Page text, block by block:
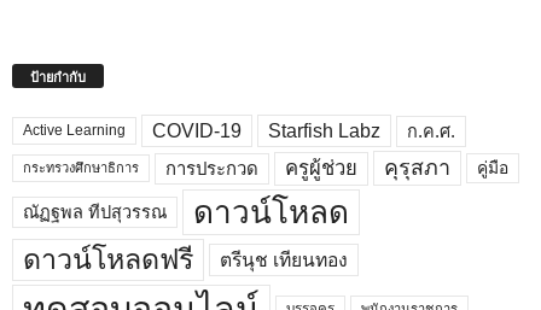
ป้ายกำกับ
Active Learning COVID-19 Starfish Labz ก.ค.ศ.
กระทรวงศึกษาธิการ การประกวด ครูผู้ช่วย คุรุสภา คู่มือ
ณัฏฐพล ทีปสุวรรณ ดาวน์โหลด
ดาวน์โหลดฟรี ตรีนุช เทียนทอง